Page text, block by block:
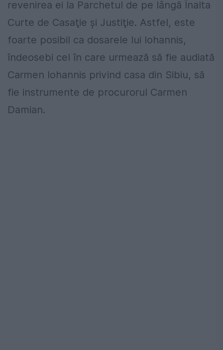
revenirea ei la Parchetul de pe lângă Înalta
Curte de Casaţie şi Justiţie. Astfel, este
foarte posibil ca dosarele lui Iohannis,
îndeosebi cel în care urmează să fie audiată
Carmen Iohannis privind casa din Sibiu, să
fie instrumente de procurorul Carmen
Damian.